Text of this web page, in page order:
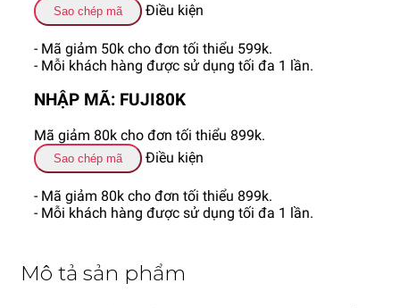
Sao chép mã Điều kiện
- Mã giảm 50k cho đơn tối thiểu 599k.
- Mỗi khách hàng được sử dụng tối đa 1 lần.
NHẬP MÃ: FUJI80K
Mã giảm 80k cho đơn tối thiểu 899k.
Sao chép mã Điều kiện
- Mã giảm 80k cho đơn tối thiểu 899k.
- Mỗi khách hàng được sử dụng tối đa 1 lần.
Mô tả sản phẩm